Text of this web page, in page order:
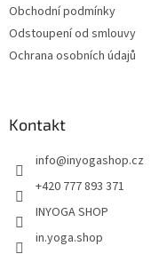
Obchodní podmínky
Odstoupení od smlouvy
Ochrana osobních údajů
Kontakt
info@inyogashop.cz
+420 777 893 371
INYOGA SHOP
in.yoga.shop